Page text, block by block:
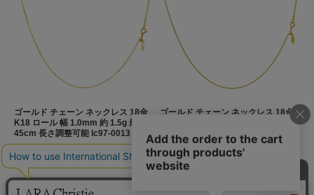
ゴールド チェーン ネックレス 18金
K18 ロール 幅 1.0mm 約 1.5g 最長
45cm 長さ調整可能 lc97-0013
(税込)
¥70,015
ゴールド チェーン ネックレス 18金
K18 トリプルスパイク 幅 0.8mm 約
2.0g 最長 45cm 長さ調整可能 lc97-
0014